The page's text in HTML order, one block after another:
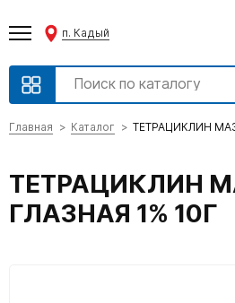
п. Кадый
Главная Каталог ТЕТРАЦИКЛИН
ТЕТРАЦИКЛИН
ГЛАЗНАЯ 1% 10Г